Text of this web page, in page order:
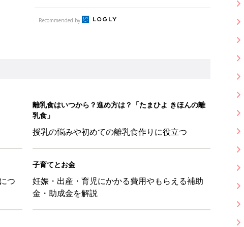
Recommended by
離乳食はいつから？進め方は？「たまひよ きほんの離
乳食」
授乳の悩みや初めての離乳食作りに役立つ
つ
子育てとお金
妊娠・出産・育児にかかる費用やもらえる補助
金・助成金を解説